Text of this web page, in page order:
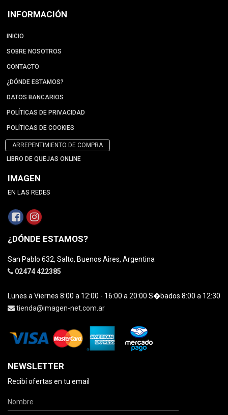
INFORMACIÓN
INICIO
SOBRE NOSOTROS
CONTACTO
¿DÓNDE ESTAMOS?
DATOS BANCARIOS
POLÍTICAS DE PRIVACIDAD
POLÍTICAS DE COOKIES
ARREPENTIMIENTO DE COMPRA
LIBRO DE QUEJAS ONLINE
IMAGEN
EN LAS REDES
¿DÓNDE ESTAMOS?
San Pablo 632, Salto, Buenos Aires, Argentina
02474 422385
Lunes a Viernes 8:00 a 12:00 - 16:00 a 20:00 S�bados 8:00 a 12:30
tienda@imagen-net.com.ar
NEWSLETTER
Recibí ofertas en tu email